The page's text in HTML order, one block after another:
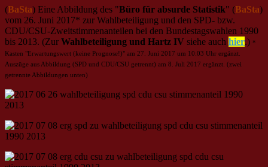
(BaSta) Eine Abbildung des "Büro für absurde Statistik" (BaSta)
vom 26. Juni 2017* zur Wahlbeteiligung und den SPD- bzw.
CDU/CSU-Zweitstimmenanteilen bei den Bundestagswahlen 1990
bis 2013. (Zur Wahlbeteiligung und Hartz IV siehe auch hier.) *
Kasten "Erwartungswert (keine Prognose!)" am 27. Juni 2017 um 10:03 Uhr ergänzt.
Auszüge aus Abbildung (SPD und CDU/CSU getrennt) am 8. Juli 2017 ergänzt. (zwei
getrennte Abbildungen unten)